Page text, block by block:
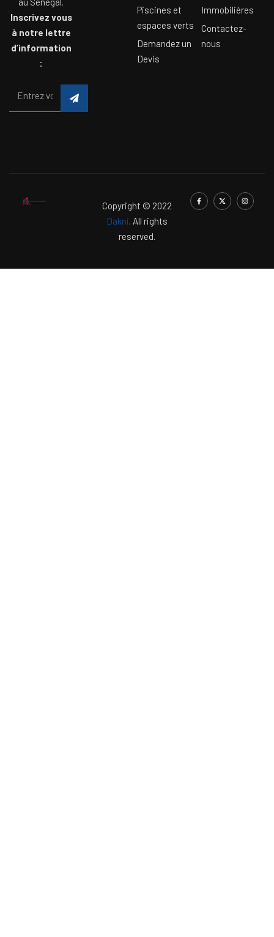
Inscrivez vous
à notre lettre
d’information
:
Piscines et
espaces verts
Demandez un
Devis
Immobilières
Contactez-
nous
Copyright © 2022
Dakni. All rights
reserved.